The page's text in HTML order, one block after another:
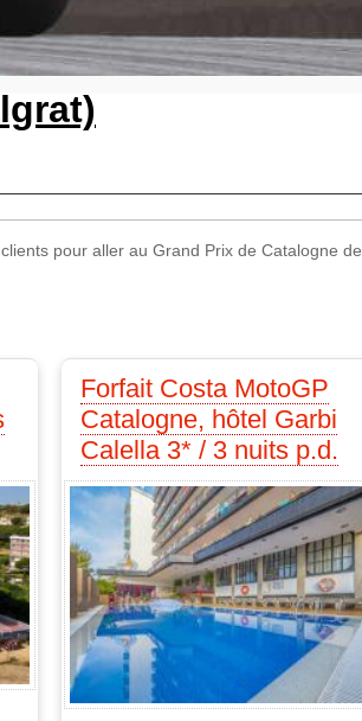
pour aller au Grand Prix de Catalogne de
Forfait Costa MotoGP
Catalogne, hôtel Garbi
Calella 3* / 3 nuits p.d.